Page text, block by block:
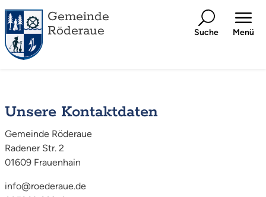
Gemeinde
Röderaue
Suche Menü
Unsere Kontaktdaten
Gemeinde Röderaue
Radener Str. 2
01609 Frauenhain
info@roederaue.de